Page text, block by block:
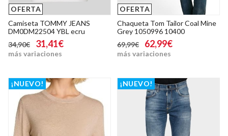
OFERTA
Camiseta TOMMY JEANS
DM0DM22504 YBL ecru
34,90€
31,41€
más variaciones
OFERTA
Chaqueta Tom Tailor Coal Mine
Grey 1050996 10400
69,99€
62,99€
más variaciones
¡NUEVO! ¡NUEVO!